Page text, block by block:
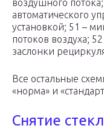
воздушного
автоматического
установкой; 51 –
потоков воздуха;
заслонки
Все остальные
«норма» и
Снятие